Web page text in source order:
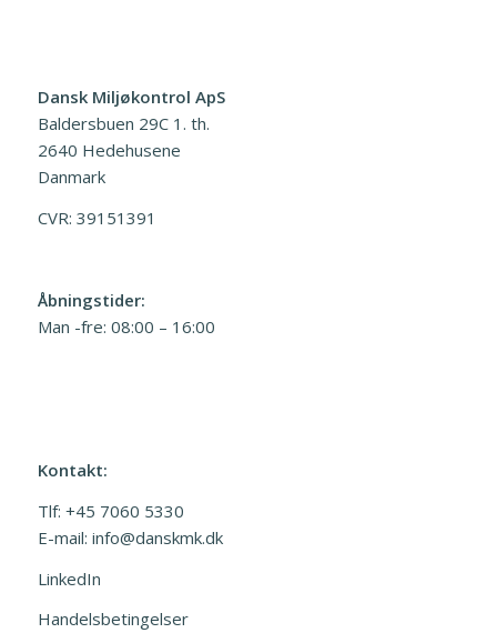
Dansk Miljøkontrol ApS
Baldersbuen 29C 1. th.
2640 Hedehusene
Danmark
CVR: 39151391
Åbningstider:
Man -fre: 08:00 – 16:00
Kontakt:
Tlf: +45 7060 5330
E-mail: info@danskmk.dk
LinkedIn
Handelsbetingelser